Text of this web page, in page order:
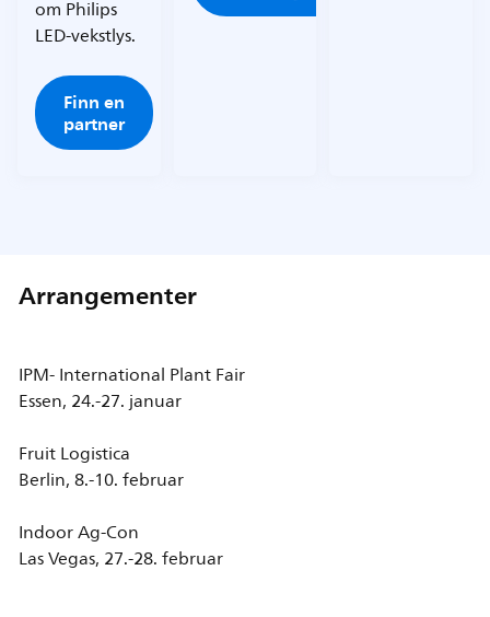
om Philips
LED-vekstlys.
Finn en
partner
Arrangementer
IPM- International Plant Fair
Essen, 24.-27. januar
Fruit Logistica
Berlin, 8.-10. februar
Indoor Ag-Con
Las Vegas, 27.-28. februar